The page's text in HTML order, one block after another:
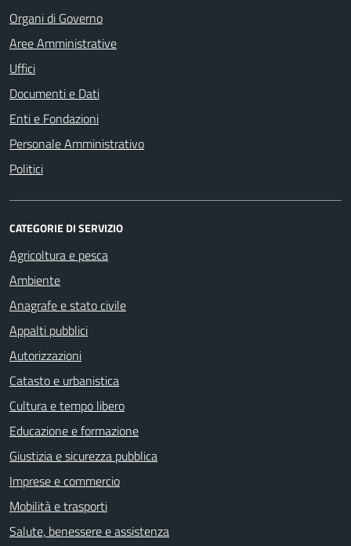
Organi di Governo
Aree Amministrative
Uffici
Documenti e Dati
Enti e Fondazioni
Personale Amministrativo
Politici
CATEGORIE DI SERVIZIO
Agricoltura e pesca
Ambiente
Anagrafe e stato civile
Appalti pubblici
Autorizzazioni
Catasto e urbanistica
Cultura e tempo libero
Educazione e formazione
Giustizia e sicurezza pubblica
Imprese e commercio
Mobilità e trasporti
Salute, benessere e assistenza